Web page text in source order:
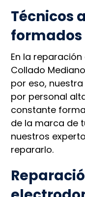
Técnicos
formados
En la
Collado
por eso,
por personal
constante
de la marca de
nuestros
repararlo.